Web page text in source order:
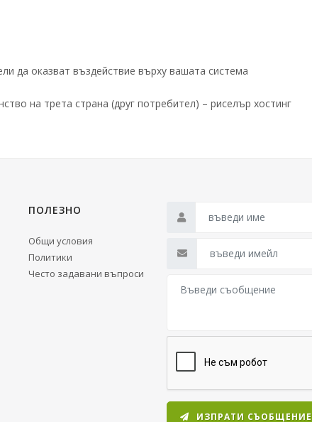
да оказват въздействие върху вашата система
на трета страна (друг потребител) – риселър хостинг
ПОЛЕЗНО
Общи условия
Политики
Често задавани въпроси
ИЗПРАТИ СЪОБЩЕНИЕ